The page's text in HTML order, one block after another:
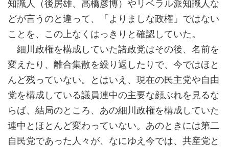
知識人（後房雄、高橋彦博）やリベラル派知識人な
どが言うのと違って、「よりましな政権」ではない
ことを、この上なくはっきりと確認していた。
細川政権を構成していた諸政党はその後、名前を
変えたり、離合集散を繰り返したりで、今ではほと
んど残っていない。とはいえ、現在の民主党や自由
党を構成している議員連中の主要な顔ぶれを見るな
らば、結局のところ、あの細川政権を構成していた
連中とほとんど変わっていない。あのときには第二
自民党であった人々が、なにゆえ今では、共産党と